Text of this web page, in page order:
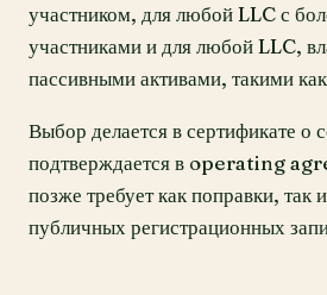
участником, для любой LLC с
участниками и для любой LLC,
пассивными активами, такими
Выбор делается в сертификате о
подтверждается в operating
позже требует как поправки, так
публичных регистрационных